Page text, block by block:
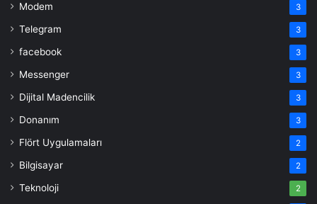
Modem 3
Telegram 3
facebook 3
Messenger 3
Dijital Madencilik 3
Donanım 3
Flört Uygulamaları 2
Bilgisayar 2
Teknoloji 2